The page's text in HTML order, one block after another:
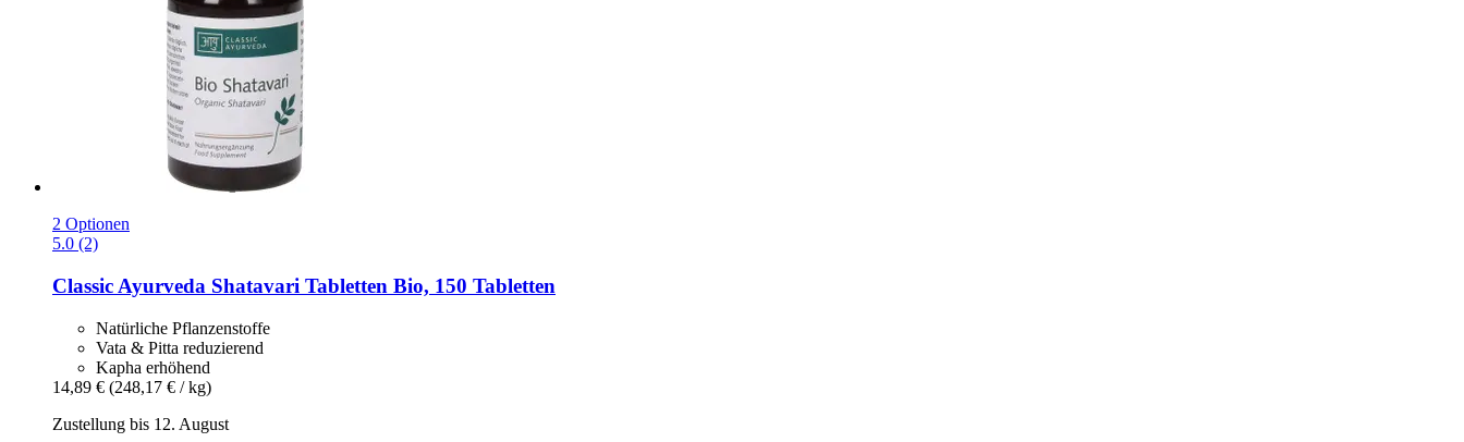
2 Optionen
5.0 (2)
Classic Ayurveda Shatavari Tabletten Bio, 150 Tabletten
Natürliche Pflanzenstoffe
Vata & Pitta reduzierend
Kapha erhöhend
14,89 € (248,17 € / kg)
Zustellung bis 12. August